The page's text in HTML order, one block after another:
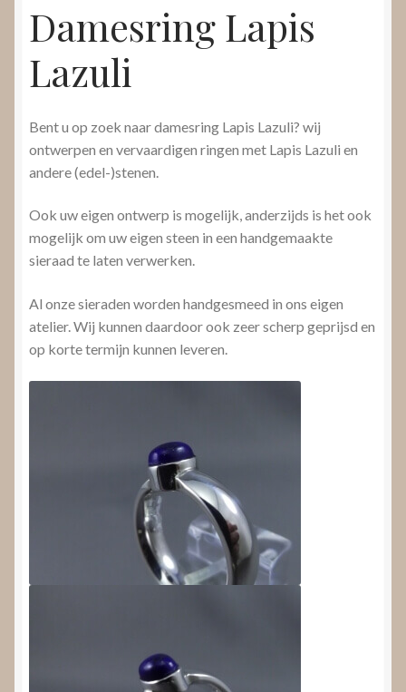
Damesring Lapis
Lazuli
Bent u op zoek naar damesring Lapis Lazuli? wij
ontwerpen en vervaardigen ringen met Lapis Lazuli en
andere (edel-)stenen.
Ook uw eigen ontwerp is mogelijk, anderzijds is het ook
mogelijk om uw eigen steen in een handgemaakte
sieraad te laten verwerken.
Al onze sieraden worden handgesmeed in ons eigen
atelier. Wij kunnen daardoor ook zeer scherp geprijsd en
op korte termijn kunnen leveren.